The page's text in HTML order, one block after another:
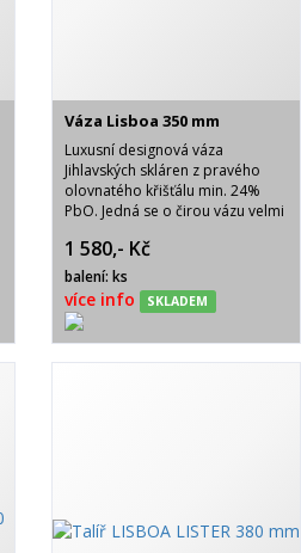
Váza Lisboa 350 mm
Luxusní designová váza
Jihlavských skláren z pravého
olovnatého křišťálu min. 24%
PbO. Jedná se o čirou vázu velmi
bílé krabici od výrobce.
1 580,- Kč
balení: ks
více info SKLADEM